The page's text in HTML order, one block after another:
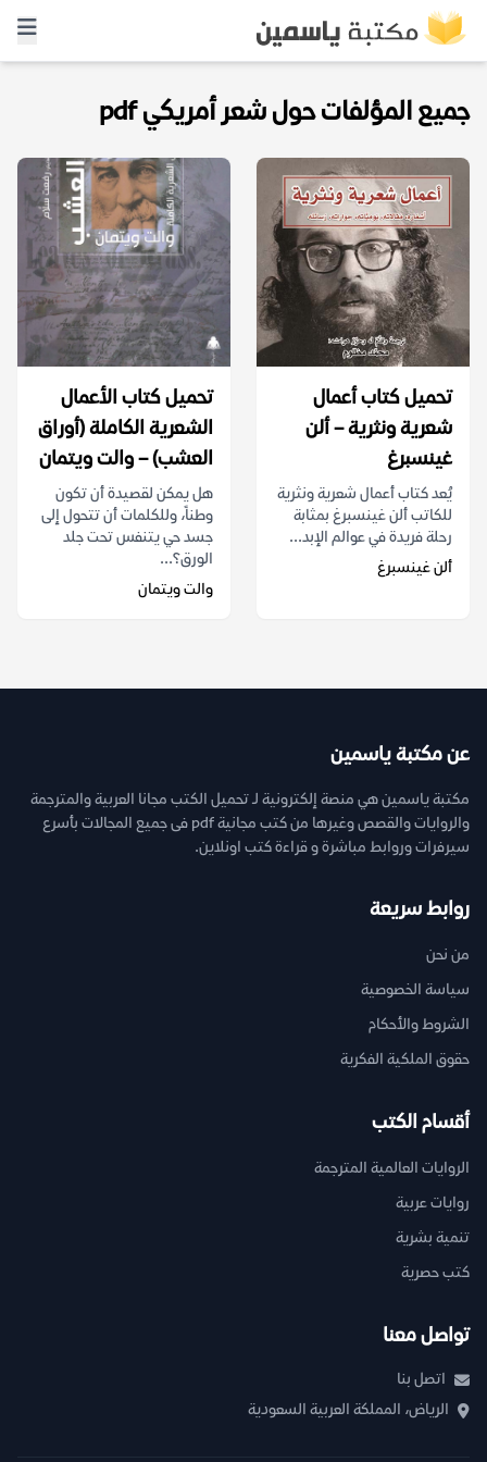
جميع المؤلفات حول شعر أمريكي pdf
تحميل كتاب أعمال
شعرية ونثرية – ألن
غينسبرغ
يُعد كتاب أعمال شعرية ونثرية
للكاتب ألن غينسبرغ بمثابة
رحلة فريدة في عوالم الإبد...
ألن غينسبرغ
تحميل كتاب الأعمال
الشعرية الكاملة (أوراق
العشب) – والت ويتمان
هل يمكن لقصيدة أن تكون
وطناً، وللكلمات أن تتحول إلى
جسد حي يتنفس تحت جلد
الورق؟...
والت ويتمان
عن مكتبة ياسمين
مكتبة ياسمين هي منصة إلكترونية لـ تحميل الكتب مجانا العربية والمترجمة
والروايات والقصص وغيرها من كتب مجانية pdf فى جميع المجالات بأسرع
سيرفرات وروابط مباشرة و قراءة كتب اونلاين.
روابط سريعة
من نحن
سياسة الخصوصية
الشروط والأحكام
حقوق الملكية الفكرية
أقسام الكتب
الروايات العالمية المترجمة
روايات عربية
تنمية بشرية
كتب حصرية
تواصل معنا
اتصل بنا
الرياض، المملكة العربية السعودية